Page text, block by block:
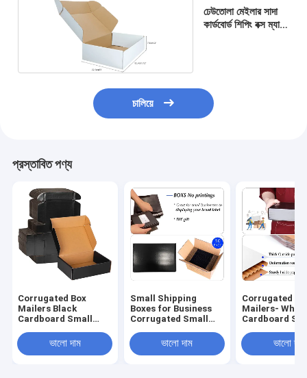
ঢেউতোলা মেইলার সাদা
কার্ডবোর্ড শিপিং বক্স ম্যাট
চালিয়ে
প্রস্তাবিত পণ্য
Corrugated Box
Mailers Black
Cardboard Small
Mailingভালো দাম
Small Shipping
Boxes for Business
Corrugated Small
Shipping Recyclable
Packaging Boxes
ভালো দাম
Corrugated
Mailers- White
Cardboard
Mailer
For Mailer
ভালো দাম